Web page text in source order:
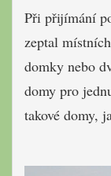
Při přijímání
zeptal
domky nebo
domy pro
takové domy,